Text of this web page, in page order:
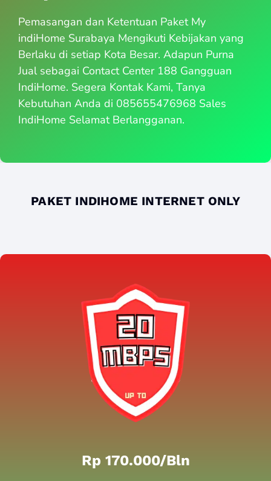
Pemasangan dan Ketentuan Paket My
indiHome Surabaya Mengikuti Kebijakan yang
Berlaku di setiap Kota Besar. Adapun Purna
Jual sebagai Contact Center 188 Gangguan
IndiHome. Segera Kontak Kami, Tanya
Kebutuhan Anda di 085655476968 Sales
IndiHome Selamat Berlangganan.
PAKET INDIHOME INTERNET ONLY
Rp 170.000/bln